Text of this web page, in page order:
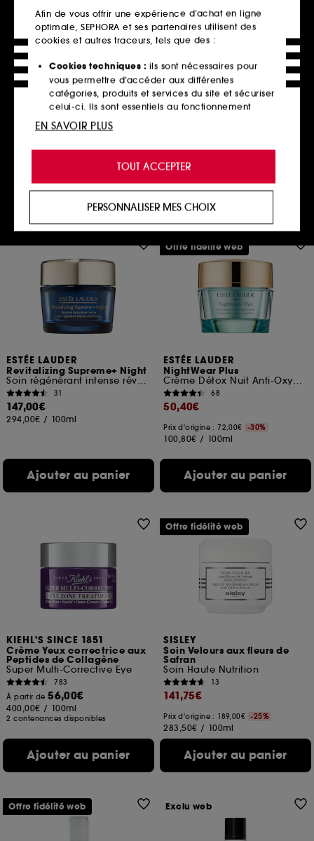
111SKIN
Repair Day Cream Nac Y2
Crème de Jour Pour Le Visage
2
222,00€
Ajouter au panier
ESTÉE LAUDER
Revitalizing Supreme+ Night
Soin régénérant intense réveil éclat
31
147,00€
294,00€ / 100ml
Ajouter au panier
ESTÉE LAUDER
NightWear Plus
Crème Détox Nuit Anti-Oxydante
68
50,40€
Prix d'origine : 72,00€ -30%
100,80€ / 100ml
Ajouter au panier
Offre fidélité web
KIEHL'S SINCE 1851
Crème Yeux correctrice aux
Peptides de Collagène
Super Multi-Corrective Eye
783
À partir de56,00€
400,00€ / 100ml
2 contenances disponibles
Ajouter au panier
SISLEY
Soin Velours aux fleurs de
Safran
Soin Haute Nutrition
13
141,75€
Prix d'origine : 189,00€ -25%
283,50€ / 100ml
Ajouter au panier
Offre fidélité web
Offre fidélité web Exclu web
Afin de vous offrir une expérience d’achat en ligne
optimale, SEPHORA et ses partenaires utilisent des
cookies et autres traceurs, tels que des :
Cookies techniques : ils sont nécessaires pour
vous permettre d’accéder aux différentes
catégories, produits et services du site et sécuriser
celui-ci. Ils sont essentiels au fonctionnement
technique du site et ne peuvent être désactivés.
de vous offrir une expérience enrichie et
personnalisée en vous recommandant des
produits, des services et des contenus qui
proposer des offres promotionnelles adaptées à
votre profil.
Cookies réseaux sociaux et publicité :ils sont
utilisés pour vous présenter du contenu susceptible
de vous plaire via des publicités, y compris sur des
sites tiers et sur les réseaux sociaux, sur la base
des pages que vous avez consultées, de votre
navigation, et de l'historique de vos interactions.
permettent de réaliser des statistiques de
fréquentation et de navigation sur notre site afin
d’en améliorer la performance.
Cookies de sécurisation des paiements en ligne :
ils nous permettent de lutter notamment contre les
fraudes aux moyens de paiement et les
Cookies fonctionnels :
il s’agit de cookies
permettant l’affichage et/ou la fourniture de
cookies d’authentification qui sont utilisés afin de
vous faire bénéficier de l’authentification
prolongée vous permettant d’accéder à votre
compte lors de votre prochaine visite sur le site
sans saisir à nouveau votre identifiant et mot de
passe.
A l'exception des cookies techniques, le dépôt et la
lecture de ces traceurs requiert votre accord. Vous
pouvez personnaliser vos choix concernant le dépôt
de ces cookies grâce au bouton "personnaliser mes
choix" ci-dessous ou décider de "tout accepter".
Sephora pourra associer les informations de
navigation collectées par ces Cookies, pour les
finalités acceptées, avec les données personnelles
collectées ou générées lors de votre activité en ligne
ou en magasin. Pour refuser tous les cookies, cliques
sur "continuer sans accepter". Voous pouvez à tout
souhaitez obtenir plus d'information sur les cookies
utilisés, cliquez
TOUT ACCEPTER
PERSONNALISER MES CHOIX
EN SAVOIR PLUS